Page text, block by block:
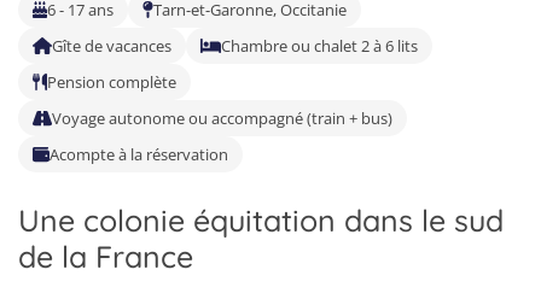
6 - 17 ans
Tarn-et-Garonne, Occitanie
Gîte de vacances
Chambre ou chalet 2 à 6 lits
Pension complète
Voyage autonome ou accompagné (train + bus)
Acompte à la réservation
Une colonie équitation dans le sud
de la France